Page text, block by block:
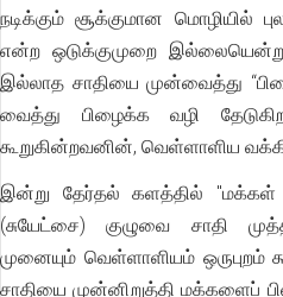
நடிக்கும் சூக்குமான மொழியில்
என்ற ஒடுக்குமுறை இல்லையென்று
இல்லாத சாதியை முன்வைத்து
வைத்து பிழைக்க வழி
கூறுகின்றவனின், வெள்ளாளிய
இன்று தேர்தல் களத்தில் "மக்கள்
(சுயேட்சை) குழுவை சாதி
முனையும் வெள்ளாளியம் ஒருபுறம்
சாதியை முன்னிறுத்தி மக்களைப்